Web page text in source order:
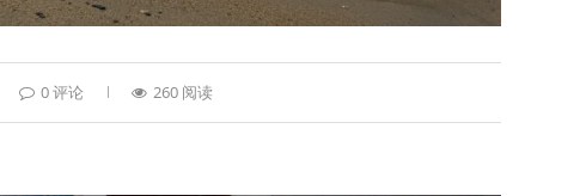
0 评论 260 阅读